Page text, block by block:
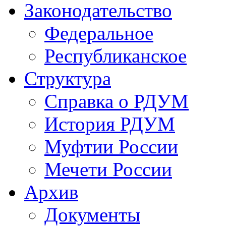
Законодательство
Федеральное
Республиканское
Структура
Справка о РДУМ
История РДУМ
Муфтии России
Мечети России
Архив
Документы